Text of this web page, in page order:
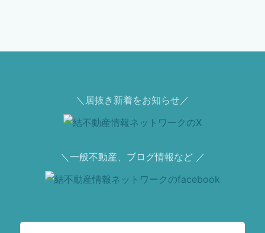
＼居抜き新着をお知らせ／
＼一般不動産、ブログ情報など ／